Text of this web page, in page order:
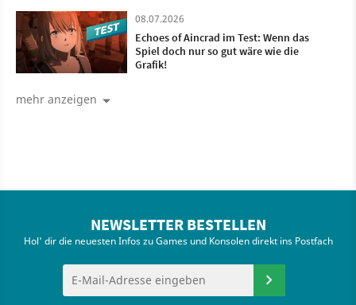
08.07.2026
Echoes of Aincrad im Test: Wenn das
Spiel doch nur so gut wäre wie die
Grafik!
mehr anzeigen
NEWSLETTER BESTELLEN
Hol' dir die neuesten Infos zu Games und Konsolen direkt ins Postfach